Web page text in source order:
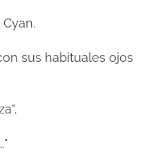
sus habituales ojos